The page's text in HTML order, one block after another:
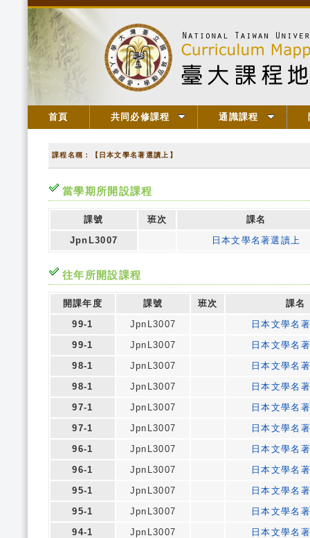
首頁 共同必修課程 通識課程
課程名稱：【日本文學名著選讀上】
當學期所開設課程
課號 班次
課名
JpnL3007
日本文學名著選讀上
往年所開設課程
開課年度 課號 班次
課名
99-1
JpnL3007
日本文學名
99-1
JpnL3007
日本文學名
98-1
JpnL3007
日本文學名
98-1
JpnL3007
日本文學名
97-1
JpnL3007
日本文學名
97-1
JpnL3007
日本文學名
96-1
JpnL3007
日本文學名
96-1
JpnL3007
日本文學名
95-1
JpnL3007
日本文學名
95-1
JpnL3007
日本文學名
94-1
JpnL3007
日本文學名